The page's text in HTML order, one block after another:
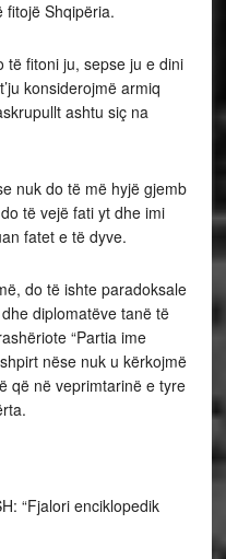
fitojë Shqipëria.
të fitoni ju, sepse ju e dini
konsiderojmë armiq
ashtu siç na
nuk do të më hyjë gjemb
të vejë fati yt dhe imi
fatet e të dyve.
do të ishte paradoksale
diplomatëve tanë të
“Partia ime
nëse nuk u kërkojmë
që në veprimtarinë e tyre
“Fjalori enciklopedik